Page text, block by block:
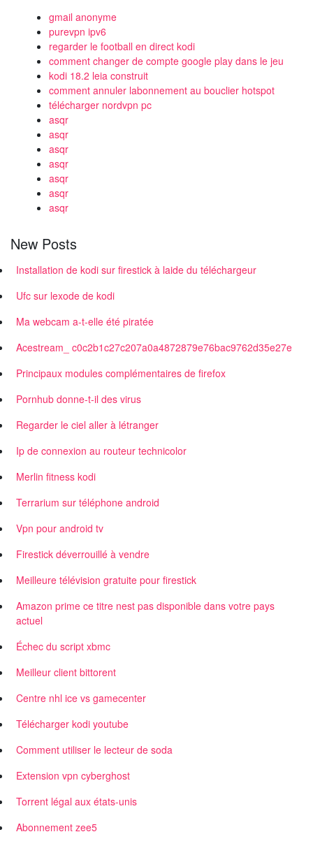
gmail anonyme
purevpn ipv6
regarder le football en direct kodi
comment changer de compte google play dans le jeu
kodi 18.2 leia construit
comment annuler labonnement au bouclier hotspot
télécharger nordvpn pc
asqr
asqr
asqr
asqr
asqr
asqr
asqr
New Posts
Installation de kodi sur firestick à laide du téléchargeur
Ufc sur lexode de kodi
Ma webcam a-t-elle été piratée
Acestream_ c0c2b1c27c207a0a4872879e76bac9762d35e27e
Principaux modules complémentaires de firefox
Pornhub donne-t-il des virus
Regarder le ciel aller à létranger
Ip de connexion au routeur technicolor
Merlin fitness kodi
Terrarium sur téléphone android
Vpn pour android tv
Firestick déverrouillé à vendre
Meilleure télévision gratuite pour firestick
Amazon prime ce titre nest pas disponible dans votre pays
actuel
Échec du script xbmc
Meilleur client bittorent
Centre nhl ice vs gamecenter
Télécharger kodi youtube
Comment utiliser le lecteur de soda
Extension vpn cyberghost
Torrent légal aux états-unis
Abonnement zee5